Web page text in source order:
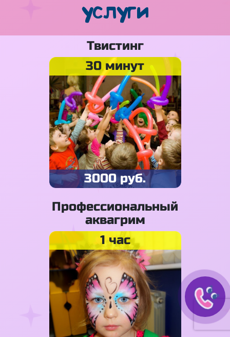
услуги
Твистинг
30 минут
3000 руб.
Профессиональный
аквагрим
1 час